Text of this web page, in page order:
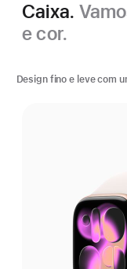
Caixa.
e cor.
Design fino e leve com